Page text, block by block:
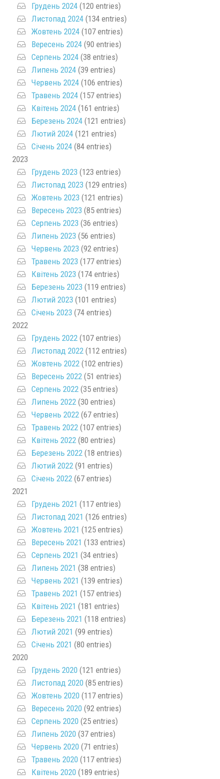
Грудень 2024 (120 entries)
Листопад 2024 (134 entries)
Жовтень 2024 (107 entries)
Вересень 2024 (90 entries)
Серпень 2024 (38 entries)
Липень 2024 (39 entries)
Червень 2024 (106 entries)
Травень 2024 (157 entries)
Квітень 2024 (161 entries)
Березень 2024 (121 entries)
Лютий 2024 (121 entries)
Січень 2024 (84 entries)
2023
Грудень 2023 (123 entries)
Листопад 2023 (129 entries)
Жовтень 2023 (121 entries)
Вересень 2023 (85 entries)
Серпень 2023 (36 entries)
Липень 2023 (56 entries)
Червень 2023 (92 entries)
Травень 2023 (177 entries)
Квітень 2023 (174 entries)
Березень 2023 (119 entries)
Лютий 2023 (101 entries)
Січень 2023 (74 entries)
2022
Грудень 2022 (107 entries)
Листопад 2022 (112 entries)
Жовтень 2022 (102 entries)
Вересень 2022 (51 entries)
Серпень 2022 (35 entries)
Липень 2022 (30 entries)
Червень 2022 (67 entries)
Травень 2022 (107 entries)
Квітень 2022 (80 entries)
Березень 2022 (18 entries)
Лютий 2022 (91 entries)
Січень 2022 (67 entries)
2021
Грудень 2021 (117 entries)
Листопад 2021 (126 entries)
Жовтень 2021 (125 entries)
Вересень 2021 (133 entries)
Серпень 2021 (34 entries)
Липень 2021 (38 entries)
Червень 2021 (139 entries)
Травень 2021 (157 entries)
Квітень 2021 (181 entries)
Березень 2021 (118 entries)
Лютий 2021 (99 entries)
Січень 2021 (80 entries)
2020
Грудень 2020 (121 entries)
Листопад 2020 (85 entries)
Жовтень 2020 (117 entries)
Вересень 2020 (92 entries)
Серпень 2020 (25 entries)
Липень 2020 (37 entries)
Червень 2020 (71 entries)
Травень 2020 (117 entries)
Квітень 2020 (189 entries)